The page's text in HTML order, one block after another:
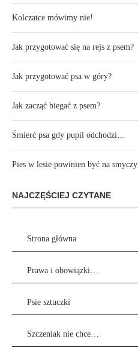
Kolczatce mówimy nie!
Jak przygotować się na rejs z psem?
Jak przygotować psa w góry?
Jak zacząć biegać z psem?
Śmierć psa gdy pupil odchodzi…
Pies w lesie powinien być na smyczy
NAJCZĘŚCIEJ CZYTANE
Strona główna
Prawa i obowiązki…
Psie sztuczki
Szczeniak nie chce…